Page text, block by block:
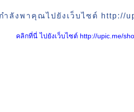
ำลังพาคุณไปยังเว็บไซต์ http://
คลิกที่นี่ ไปยังเว็บไซต์ http://upic.me/